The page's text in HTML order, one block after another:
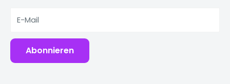
E-Mail
Abonnieren